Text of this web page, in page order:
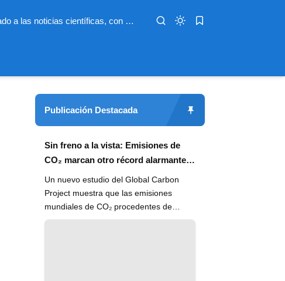
Infoterio es un medio digital dedicado a las noticias científicas, con artículos extensos y bien documentados sobre salud, medioambiente, tecnología, espacio, psicología, evolución y más. Nuestro objetivo es hacer accesible el conocimiento científico a lectores de habla hispana en todo el mundo, con información actualizada, fuentes confiables y explicaciones claras que conectan la ciencia con la vida cotidiana.
Publicación Destacada
Sin freno a la vista: Emisiones de
CO₂ marcan otro récord alarmante
en 2024
Un nuevo estudio del Global Carbon
Project muestra que las emisiones
mundiales de CO₂ procedentes de
combustibles fósiles han alcanzado un